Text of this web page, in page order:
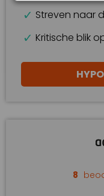
Streven naar
Kritische blik
8